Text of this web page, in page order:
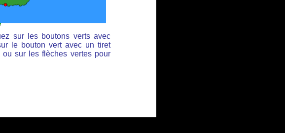
sur les boutons verts avec
le bouton vert avec un tiret
sur les flèches vertes pour